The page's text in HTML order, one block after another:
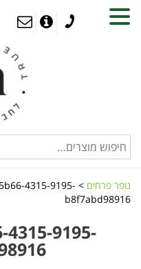
נופר פרחים >
4315-9195-
b8f7abd98916
4315-9195-